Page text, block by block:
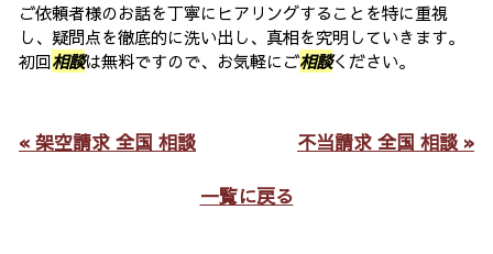
ご依頼者様のお話を丁寧にヒアリングすることを特に重視
し、疑問点を徹底的に洗い出し、真相を究明していきます。
初回相談は無料ですので、お気軽にご相談ください。
« 架空請求 全国 相談 不当請求 全国 相談 »
一覧に戻る